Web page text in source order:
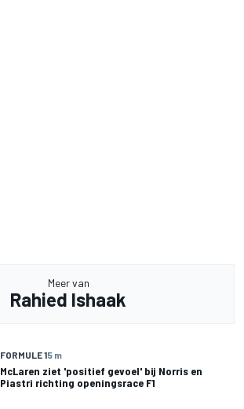
Meer van
Rahied Ishaak
FORMULE 15 m
McLaren ziet 'positief gevoel' bij Norris en
Piastri richting openingsrace F1